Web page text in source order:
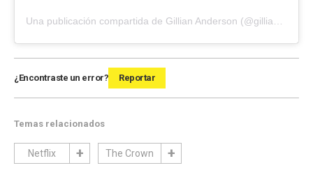
¿Encontraste un error? Reportar
Temas relacionados
Netflix The Crown